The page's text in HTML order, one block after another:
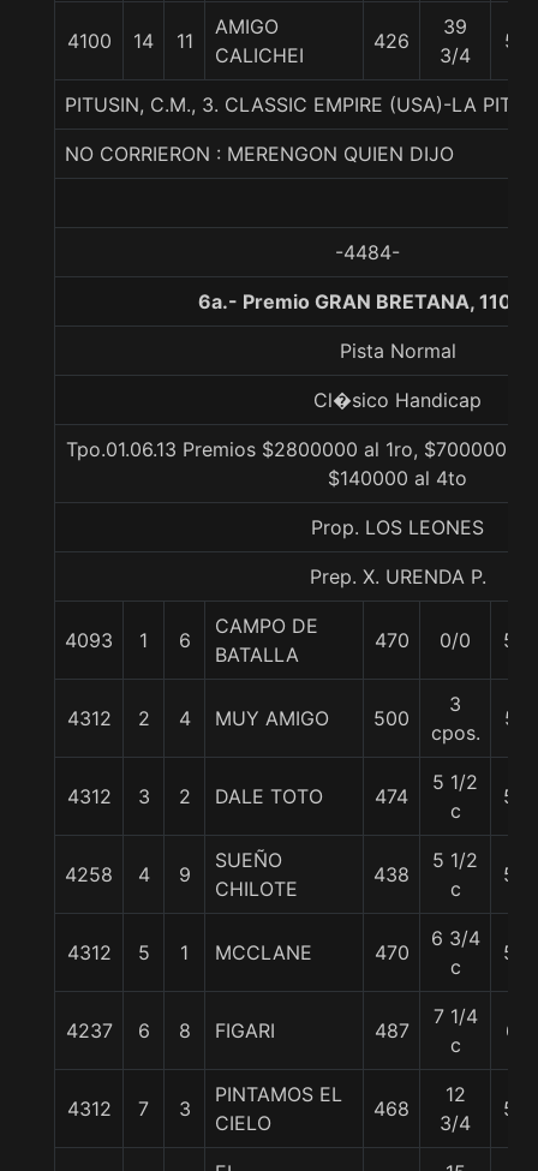
4100 14 11
AMIGO
CALICHEI
426
39
3/4
57
PITUSIN, C.M., 3. CLASSIC EMPIRE (USA)-LA
NO CORRIERON : MERENGON QUIEN DIJO
-4484-
6a.- Premio GRAN BRETANA, 1100
Pista Normal
Cl�sico Handicap
Tpo.01.06.13 Premios $2800000 al 1ro, $700000
$140000 al 4to
Prop. LOS LEONES
Prep. X. URENDA P.
4093 1 6
CAMPO DE
BATALLA
470 0/0 54
4312 2 4 MUY AMIGO 500
3
cpos.
57
4312 3 2 DALE TOTO 474
5 1/2
c
56
4258 4 9
SUEÑO
CHILOTE
438
5 1/2
c
56
4312 5 1 MCCLANE 470
6 3/4
c
59
4237 6 8 FIGARI 487
7 1/4
c
61
4312 7 3
PINTAMOS EL
CIELO
468
12
3/4
58